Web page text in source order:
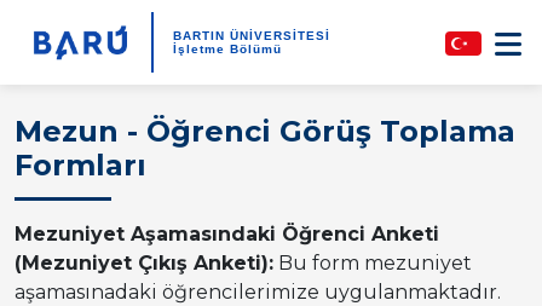
BARTIN ÜNİVERSİTESİ
İşletme Bölümü
Mezun - Öğrenci Görüş Toplama
Formları
Mezuniyet Aşamasındaki Öğrenci Anketi
(Mezuniyet Çıkış Anketi): Bu form mezuniyet
aşamasınadaki öğrencilerimize uygulanmaktadır.